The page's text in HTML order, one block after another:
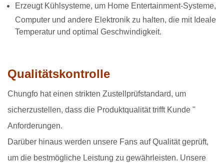
Erzeugt Kühlsysteme, um Home Entertainment-Systeme,
Computer und andere Elektronik zu halten, die mit Ideale
Temperatur und optimal Geschwindigkeit.
Qualitätskontrolle
Chungfo hat einen strikten Zustellprüfstandard, um
sicherzustellen, dass die Produktqualität trifft Kunde "
Anforderungen.
Darüber hinaus werden unsere Fans auf Qualität geprüft,
um die bestmögliche Leistung zu gewährleisten. Unsere